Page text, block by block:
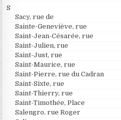
S
Sacy, rue de
Sainte-Geneviève, rue
Saint-Jean-Césarée, rue
Saint-Julien, rue
Saint-Just, rue
Saint-Maurice, rue
Saint-Pierre, rue du Cadran
Saint-Sixte, rue
Saint-Thierry, rue
Saint-Timothée, Place
Salengro, rue Roger